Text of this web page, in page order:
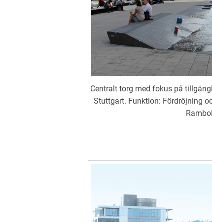
Centralt torg med fokus på
Stuttgart. Funktion: Fördröjning